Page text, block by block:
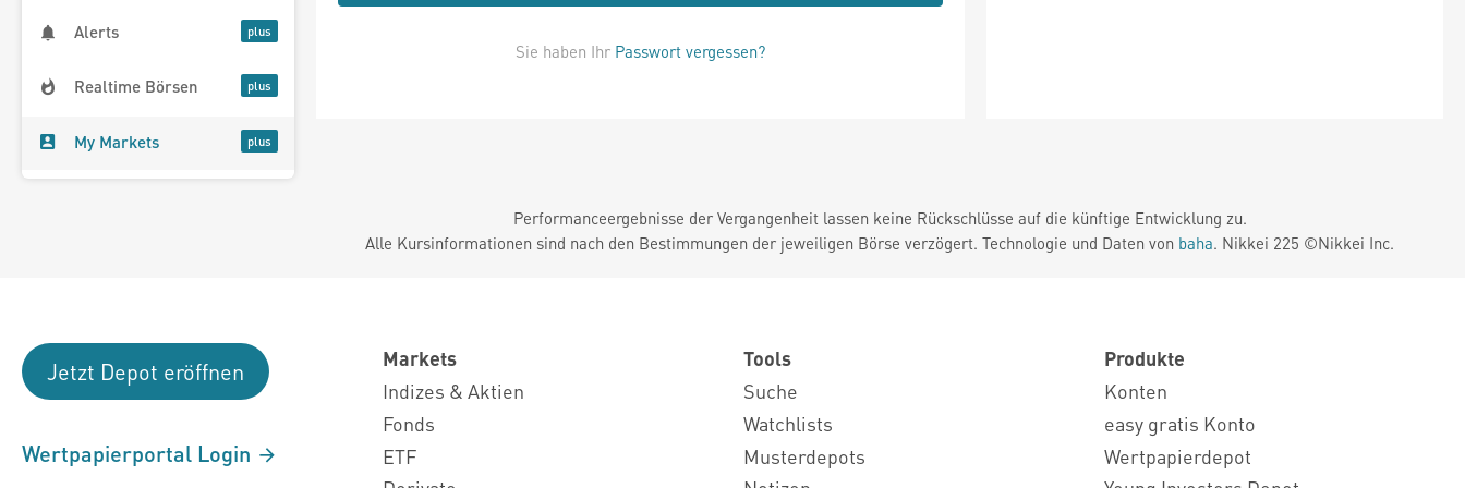
Alerts
Realtime Börsen
My Markets
Sie haben Ihr Passwort vergessen?
Performanceergebnisse der Vergangenheit lassen keine Rückschlüsse auf die künftige Entwicklung zu.
Alle Kursinformationen sind nach den Bestimmungen der jeweiligen Börse verzögert. Technologie und Daten von baha. Nikkei 225 ©Nikkei Inc.
Jetzt Depot eröffnen
Wertpapierportal Login
Markets
Indizes & Aktien
Fonds
ETF
Tools
Suche
Watchlists
Musterdepots
Produkte
Konten
easy gratis Konto
Wertpapierdepot